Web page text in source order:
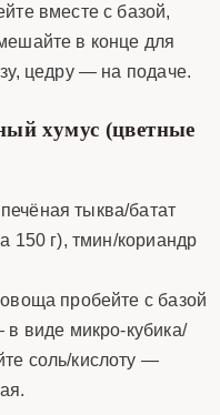
вместе с базой,
в конце для
цедру — на подаче.
хумус (цветные
тыква/батат
150 г), тмин/кориандр
пробейте с базой
в виде микро-кубика/
соль/кислоту —